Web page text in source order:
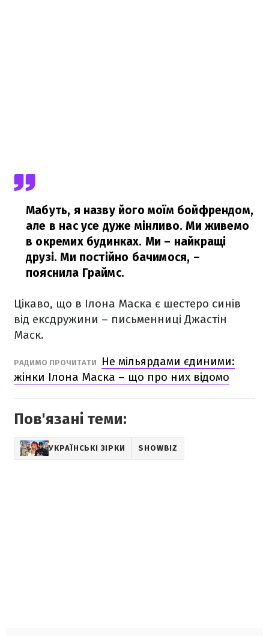
Мабуть, я назву його моїм бойфрендом,
але в нас усе дуже мінливо. Ми живемо
в окремих будинках. Ми – найкращі
друзі. Ми постійно бачимося, –
пояснила Граймс.
Цікаво, що в Ілона Маска є шестеро синів
від ексдружини – письменниці Джастін
Маск.
РАДИМО ПРОЧИТАТИ
Не мільярдами єдиними:
жінки Ілона Маска – що про них відомо
Пов'язані теми:
УКРАЇНСЬКІ ЗІРКИ SHOWBIZ